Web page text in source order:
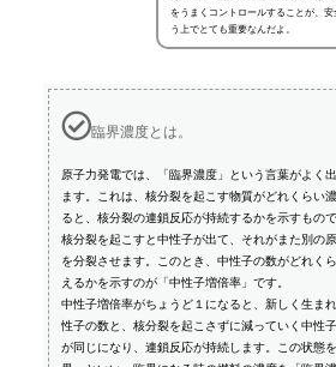
をうまくコントロールすることが、
う上でとても重要なんだよ。
臨界濃度とは。
原子力発電では、「臨界濃度」という言葉がよく
ます。これは、核分裂を起こす物質がどれくらい
ると、核分裂の連鎖反応が持続するかを示すもので
核分裂を起こすと中性子が出て、それがまた別の
を分裂させます。このとき、中性子の数がどれく
えるかを示すのが「中性子増倍率」です。
中性子増倍率がちょうど１になると、新しく生ま
性子の数と、核分裂を起こさずに減っていく中性
が同じになり、連鎖反応が持続します。この状態